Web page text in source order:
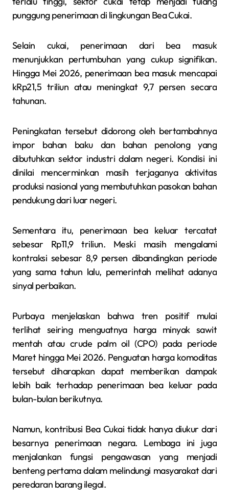
punggung penerimaan di lingkungan Bea Cukai.
Selain cukai, penerimaan dari bea masuk
menunjukkan pertumbuhan yang cukup signifikan.
Hingga Mei 2026, penerimaan bea masuk mencapai
kRp21,5 triliun atau meningkat 9,7 persen secara
tahunan.
Peningkatan tersebut didorong oleh bertambahnya
impor bahan baku dan bahan penolong yang
dibutuhkan sektor industri dalam negeri. Kondisi ini
dinilai mencerminkan masih terjaganya aktivitas
produksi nasional yang membutuhkan pasokan bahan
pendukung dari luar negeri.
Sementara itu, penerimaan bea keluar tercatat
sebesar Rp11,9 triliun. Meski masih mengalami
kontraksi sebesar 8,9 persen dibandingkan periode
yang sama tahun lalu, pemerintah melihat adanya
sinyal perbaikan.
Purbaya menjelaskan bahwa tren positif mulai
terlihat seiring menguatnya harga minyak sawit
mentah atau crude palm oil (CPO) pada periode
Maret hingga Mei 2026. Penguatan harga komoditas
tersebut diharapkan dapat memberikan dampak
lebih baik terhadap penerimaan bea keluar pada
bulan-bulan berikutnya.
Namun, kontribusi Bea Cukai tidak hanya diukur dari
besarnya penerimaan negara. Lembaga ini juga
menjalankan fungsi pengawasan yang menjadi
benteng pertama dalam melindungi masyarakat dari
peredaran barang ilegal.